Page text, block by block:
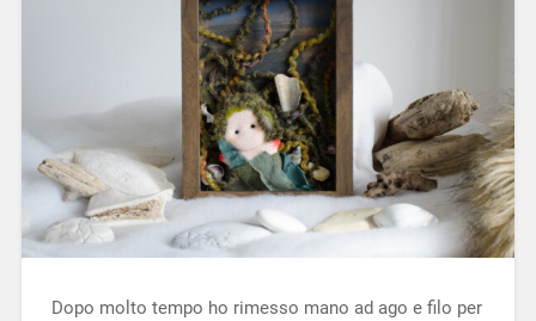
Dopo molto tempo ho rimesso mano ad ago e filo per